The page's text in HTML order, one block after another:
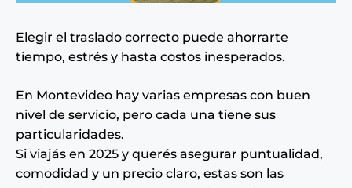
Elegir el traslado correcto puede ahorrarte
tiempo, estrés y hasta costos inesperados.
En Montevideo hay varias empresas con buen
nivel de servicio, pero cada una tiene sus
particularidades.
Si viajás en 2025 y querés asegurar puntualidad,
comodidad y un precio claro, estas son las